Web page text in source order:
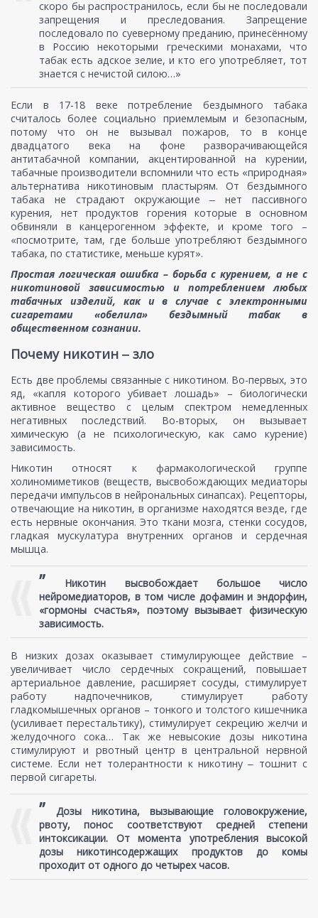
скоро бы распространилось, если бы не последовали
запрещения и преследования. Запрещение
последовало по суеверному преданию, принесённому
в Россию некоторыми греческими монахами, что
табак есть адское зелие, и кто его употребляет, тот
знается с нечистой силою…»
Если в 17-18 веке потребление бездымного табака
считалось более социально приемлемым и безопасным,
потому что он не вызывал пожаров, то в конце
двадцатого века на фоне разворачивающейся
антитабачной компании, акцентированной на курении,
табачные производители вспомнили что есть «природная»
альтернатива никотиновым пластырям. От бездымного
табака не страдают окружающие ‒ нет пассивного
курения, нет продуктов горения которые в основном
обвиняли в канцерогенном эффекте, и кроме того –
«посмотрите, там, где больше употребляют бездымного
табака, по статистике, меньше курят».
Простая логическая ошибка – борьба с курением, а не с
никотиновой зависимостью и потреблением любых
табачных изделий, как и в случае с электронными
сигаретами «обелила» бездымный табак в
общественном сознании.
Почему никотин ‒ зло
Есть две проблемы связанные с никотином. Во-первых, это
яд, «капля которого убивает лошадь» – биологически
активное вещество с целым спектром немедленных
негативных последствий. Во-вторых, он вызывает
химическую (а не психологическую, как само курение)
зависимость.
Никотин относят к фармакологической группе
холиномиметиков (веществ, высвобождающих медиаторы
передачи импульсов в нейрональных синапсах). Рецепторы,
отвечающие на никотин, в организме находятся везде, где
есть нервные окончания. Это ткани мозга, стенки сосудов,
гладкая мускулатура внутренних органов и сердечная
мышца.
”
Никотин высвобождает большое число
нейромедиаторов, в том числе дофамин и эндорфин,
«гормоны счастья», поэтому вызывает физическую
зависимость.
В низких дозах оказывает стимулирующее действие –
увеличивает число сердечных сокращений, повышает
артериальное давление, расширяет сосуды, стимулирует
работу надпочечников, стимулирует работу
гладкомышечных органов – тонкого и толстого кишечника
(усиливает перестальтику), стимулирует секрецию желчи и
желудочного сока… Так же невысокие дозы никотина
стимулируют и рвотный центр в центральной нервной
системе. Если нет толерантности к никотину ‒ тошнит с
первой сигареты.
”
Дозы никотина, вызывающие головокружение,
рвоту, понос соответствуют средней степени
интоксикации. От момента употребления высокой
дозы никотинсодержащих продуктов до комы
проходит от одного до четырех часов.